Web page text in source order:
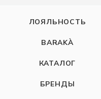
ЛОЯЛЬНОСТЬ
BARAKÀ
КАТАЛОГ
БРЕНДЫ